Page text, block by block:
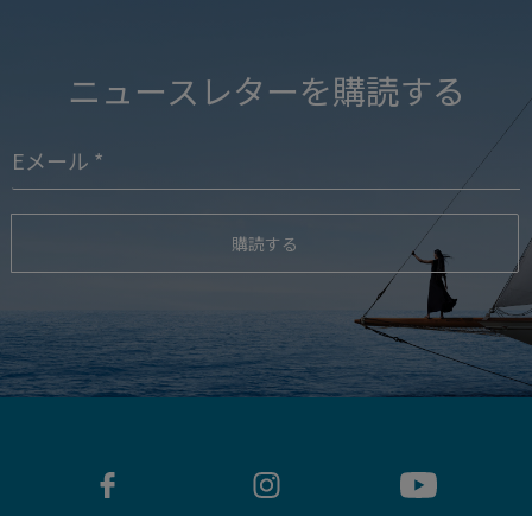
ニュースレターを購読する
購読する